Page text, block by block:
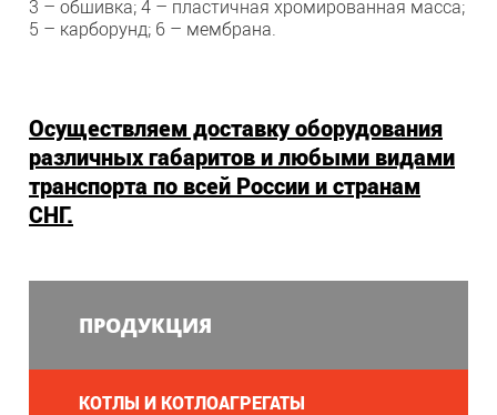
3 – обшивка; 4 – пластичная хромированная масса;
5 – карборунд; 6 – мембрана.
Осуществляем доставку оборудования
различных габаритов и любыми видами
транспорта по всей России и странам
СНГ.
ПРОДУКЦИЯ
КОТЛЫ И КОТЛОАГРЕГАТЫ